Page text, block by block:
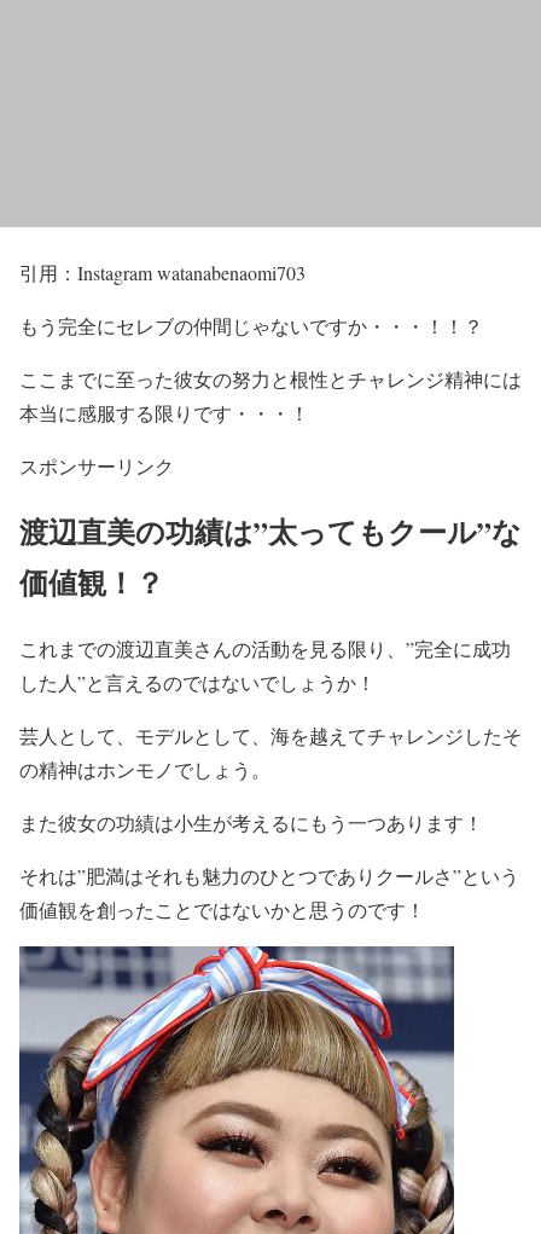
引用：Instagram watanabenaomi703
もう 完全にセレブの仲間じゃないですか・・・！！？
ここまでに至った彼女の努力と根性とチャレンジ精神には
本当に感服する限りです・・・！
スポンサーリンク
渡辺直美の功績は”太ってもクール”な
価値観！？
これまでの渡辺直美さんの活動を見る限り、 ”完全に成功
した人”と言えるのではないでしょうか！
芸人として、モデルとして、海を越えてチャレンジしたそ
の精神はホンモノでしょう。
また彼女の功績は小生が考えるにもう一つあります！
それは”肥満はそれも魅力のひとつでありクールさ”という
価値観を創ったことではないかと思うのです！